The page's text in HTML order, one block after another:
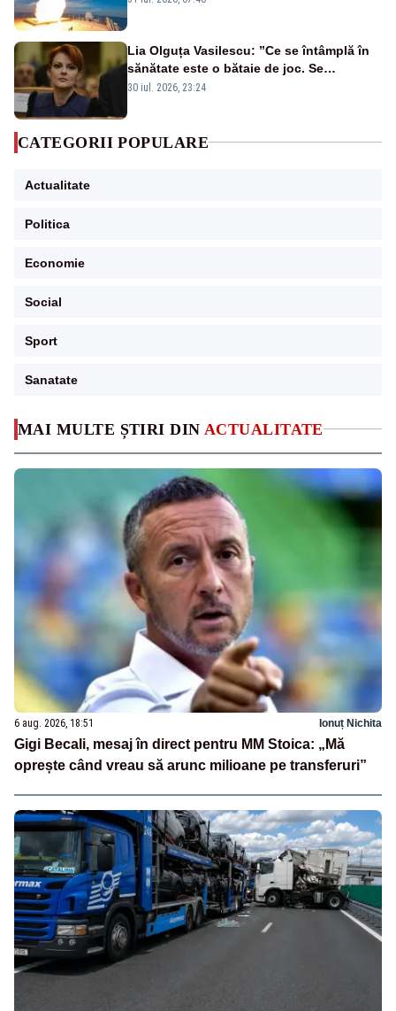
MAI MULTE ȘTIRI DIN ACTUALITATE
6 aug. 2026, 18:51 Ionuț Nichita
Gigi Becali, mesaj în direct pentru MM Stoica: „Mă
oprește când vreau să arunc milioane pe transferuri”
Lia Olguța Vasilescu: ”Ce se întâmplă în
sănătate este o bătaie de joc. Se
guvernează extraordinar de prost”
30 iul. 2026, 23:24
CATEGORII POPULARE
Actualitate
Politica
Economie
Social
Sport
Sanatate